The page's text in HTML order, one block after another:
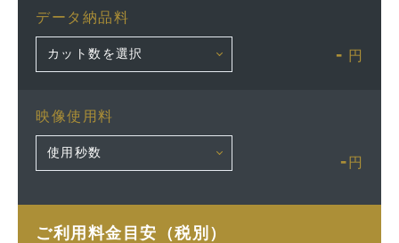
データ納品料
- 円
映像使用料
- 円
ご利用料金目安（税別）